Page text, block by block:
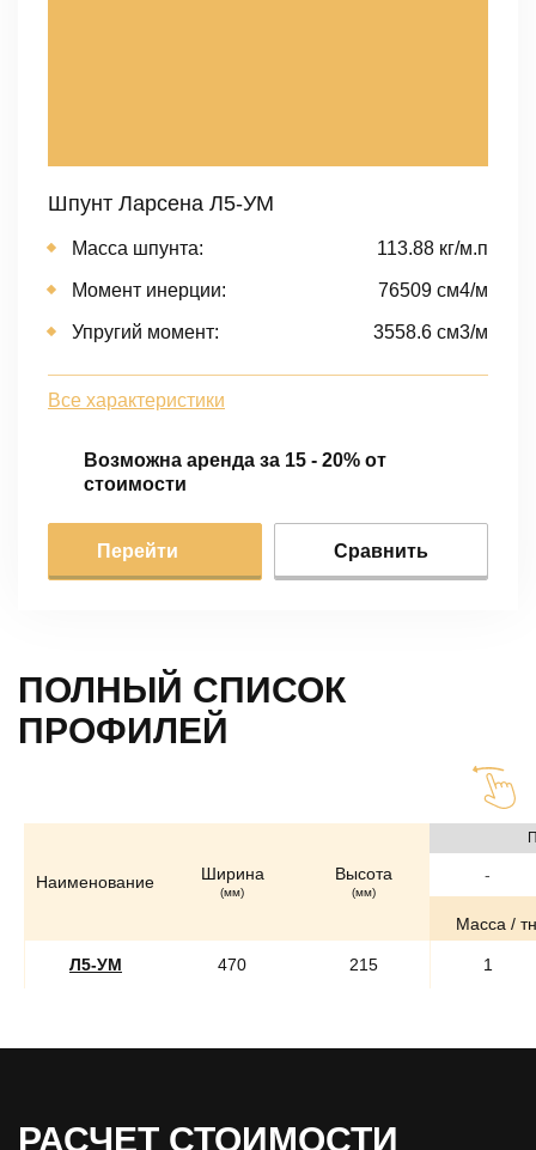
Шпунт Ларсена Л5-УМ
Масса шпунта: 113.88 кг/м.п
Момент инерции: 76509 cм4/м
Упругий момент: 3558.6 cм3/м
Все характеристики
Возможна аренда за 15 - 20% от
стоимости
Перейти Сравнить
ПОЛНЫЙ СПИСОК
ПРОФИЛЕЙ
Наименование Ширина
(мм)
Высота
(мм)
Масса / тн
Л5-УМ 470 215
РАСЧЕТ СТОИМОСТИ